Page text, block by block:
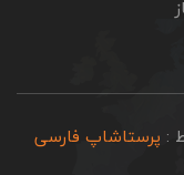
: پرستاشاپ فارسی